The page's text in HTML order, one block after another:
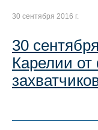
30 сентября 2016 г.
30
Карелии